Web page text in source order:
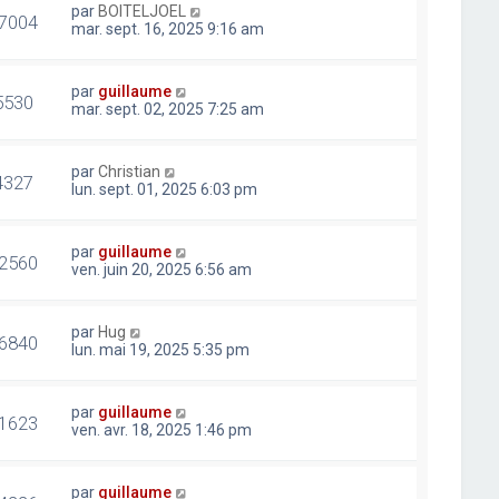
par BOITELJOEL
mar. sept. 16, 2025 9:16 am
par guillaume
mar. sept. 02, 2025 7:25 am
parChristian
lun. sept. 01, 2025 6:03 pm
par guillaume
ven. juin 20, 2025 6:56 am
par Hug
lun. mai 19, 2025 5:35 pm
par guillaume
ven. avr. 18, 2025 1:46 pm
par guillaume